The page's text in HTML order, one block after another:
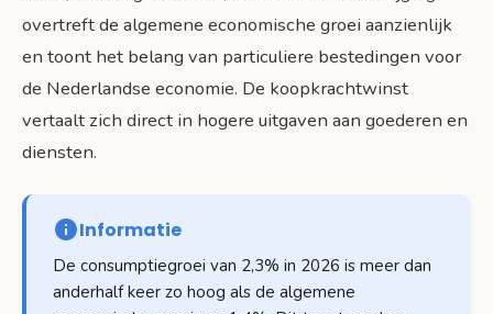
overtreft de algemene economische groei aanzienlijk
en toont het belang van particuliere bestedingen voor
de Nederlandse economie. De koopkrachtwinst
vertaalt zich direct in hogere uitgaven aan goederen en
diensten.
Informatie
De consumptiegroei van 2,3% in 2026 is meer dan
anderhalf keer zo hoog als de algemene